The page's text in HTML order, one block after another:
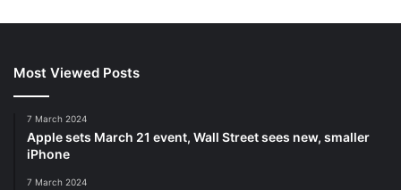
Most Viewed Posts
7 March 2024
Apple sets March 21 event, Wall Street sees new, smaller
iPhone
7 March 2024